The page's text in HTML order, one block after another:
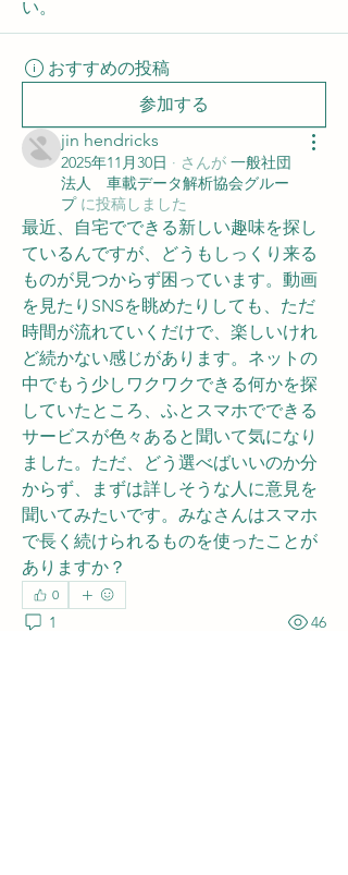
い。
おすすめの投稿
参加する
jin hendricks
2025年11月30日 · さんが 一般社団
法人 車載データ解析協会グルー
プに投稿しました
最近、自宅でできる新しい趣味を探し
ているんですが、どうもしっくり来る
ものが見つからず困っています。動画
を見たりSNSを眺めたりしても、ただ
時間が流れていくだけで、楽しいけれ
ど続かない感じがあります。ネットの
中でもう少しワクワクできる何かを探
していたところ、ふとスマホでできる
サービスが色々あると聞いて気になり
ました。ただ、どう選べばいいのか分
からず、まずは詳しそうな人に意見を
聞いてみたいです。みなさんはスマホ
で長く続けられるものを使ったことが
ありますか？
0
1 46